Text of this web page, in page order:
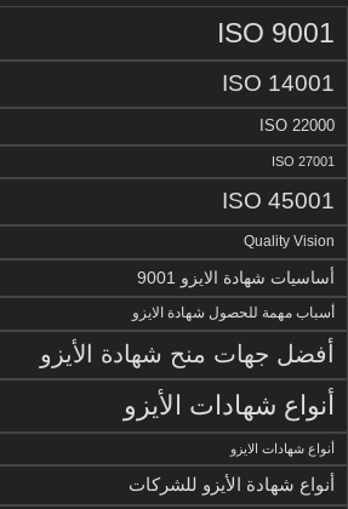
ISO 9001
ISO 14001
ISO 22000
ISO 27001
ISO 45001
Quality Vision
أساسيات شهادة الايزو 9001
أسباب مهمة للحصول شهادة الايزو
أفضل جهات منح شهادة الأيزو
أنواع شهادات الأيزو
أنواع شهادات الايزو
أنواع شهادة الأيزو للشركات